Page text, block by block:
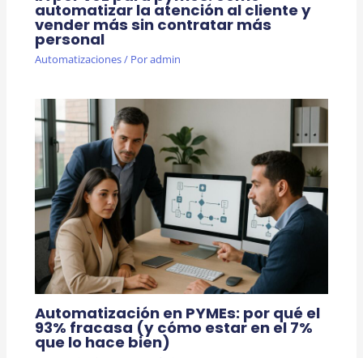
automatizar la atención al cliente y
vender más sin contratar más
personal
Automatizaciones/ Poradmin
Automatización en PYMEs: por qué el
93% fracasa (y cómo estar en el 7%
que lo hace bien)